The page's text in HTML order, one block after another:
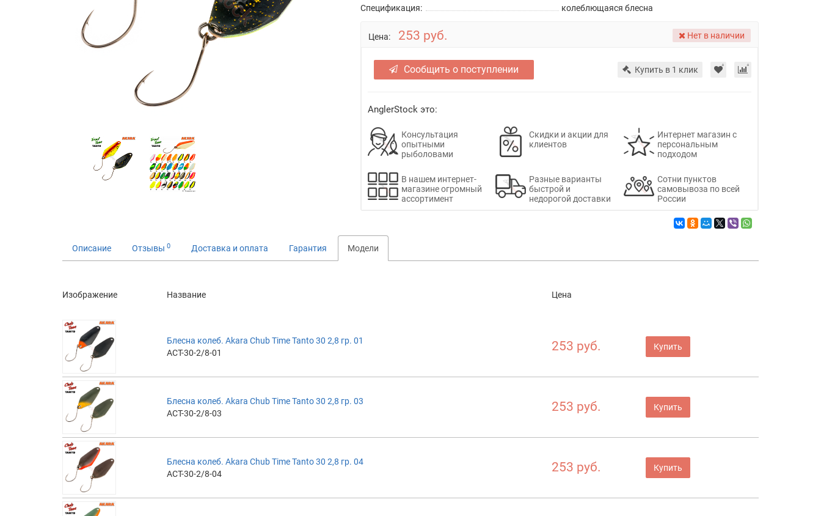
Спецификация:
колеблющаяся блесна
Цена: 253 руб. Нет в наличии
Сообщить о поступлении Купить в 1 клик
AnglerStock это:
Консультация
опытными
рыболовами
Скидки и акции для
клиентов
Интернет магазин с
персональным
подходом
В нашем интернет-
магазине огромный
ассортимент
Разные варианты
быстрой и
недорогой доставки
Сотни пунктов
самовывоза по всей
России
Описание Отзывы 0 Доставка и оплата Гарантия Модели
Изображение Название Цена
Блесна колеб. Akara Chub Time Tanto 30 2,8 гр. 01
ACT-30-2/8-01
253 руб. Купить
Блесна колеб. Akara Chub Time Tanto 30 2,8 гр. 03
ACT-30-2/8-03
253 руб. Купить
Блесна колеб. Akara Chub Time Tanto 30 2,8 гр. 04
ACT-30-2/8-04
253 руб. Купить